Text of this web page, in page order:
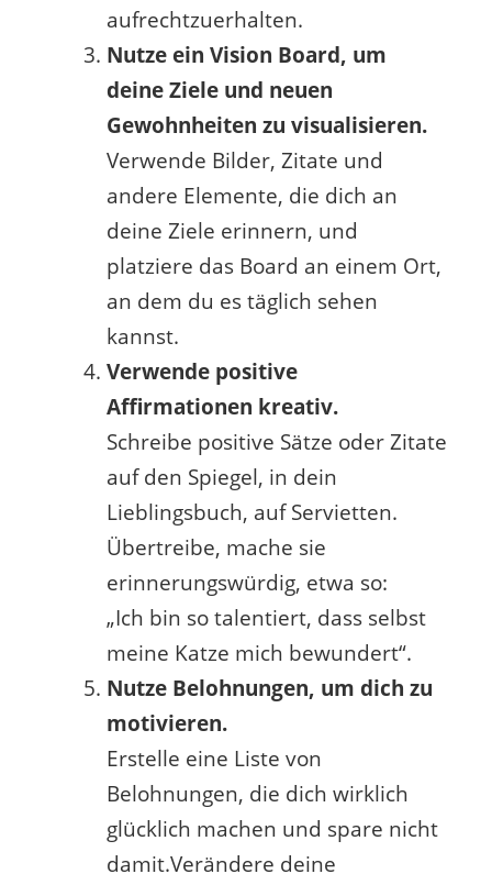
aufrechtzuerhalten.
Nutze ein Vision Board, um
deine Ziele und neuen
Gewohnheiten zu visualisieren.
Verwende Bilder, Zitate und
andere Elemente, die dich an
deine Ziele erinnern, und
platziere das Board an einem Ort,
an dem du es täglich sehen
kannst.
Verwende positive
Affirmationen kreativ.
Schreibe positive Sätze oder Zitate
auf den Spiegel, in dein
Lieblingsbuch, auf Servietten.
Übertreibe, mache sie
erinnerungswürdig, etwa so:
„Ich bin so talentiert, dass selbst
meine Katze mich bewundert“.
Nutze Belohnungen, um dich zu
motivieren.
Erstelle eine Liste von
Belohnungen, die dich wirklich
glücklich machen und spare nicht
damit.Verändere deine